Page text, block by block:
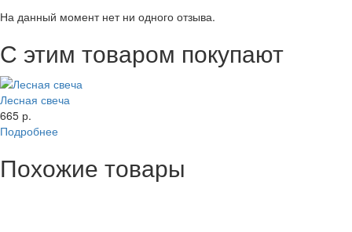
На данный момент нет ни одного отзыва.
С этим товаром покупают
Лесная свеча
665 р.
Подробнее
Похожие товары